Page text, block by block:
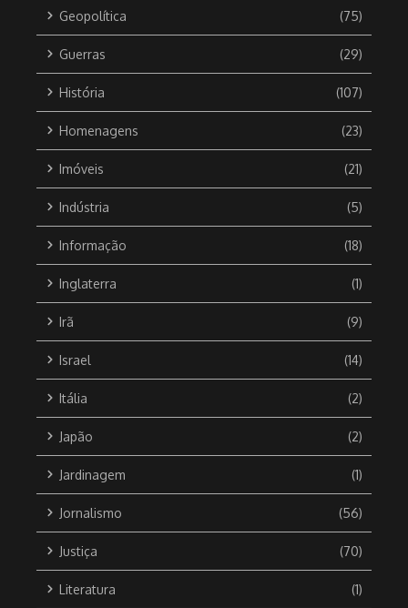
Geopolítica (75)
Guerras (29)
História (107)
Homenagens (23)
Imóveis (21)
Indústria (5)
Informação (18)
Inglaterra (1)
Irã (9)
Israel (14)
Itália (2)
Japão (2)
Jardinagem (1)
Jornalismo (56)
Justiça (70)
Literatura (1)